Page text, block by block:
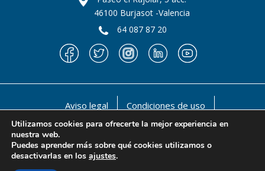
46100 Burjasot -Valencia
64 087 87 20
Aviso legal
Condiciones de uso
Política de privacidad
Política de cookies
@ 1990-2021 Il llustre Colegio oficial de Licenciados
en Educación Física y en Ciencias de la Actividad Física
Utilizamos cookies para ofrecerte la mejor experiencia en
nuestra web.
Puedes aprender más sobre qué cookies utilizamos o
desactivarlas en los ajustes.